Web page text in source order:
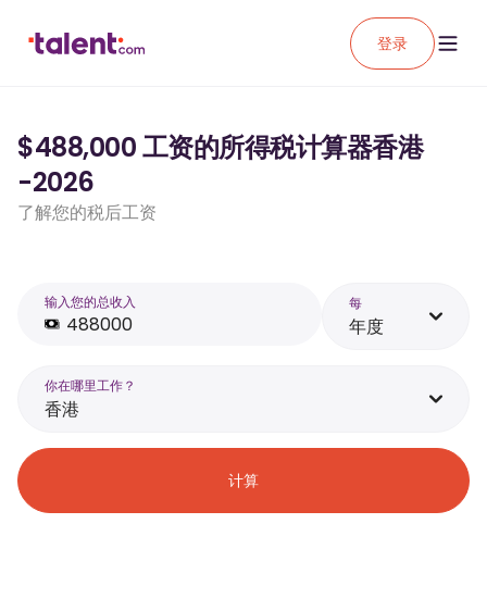
登录
$488,000 工资的所得税计算器香港
-2026
了解您的税后工资
输入您的总收入 每
年度
你在哪里工作？
香港
计算